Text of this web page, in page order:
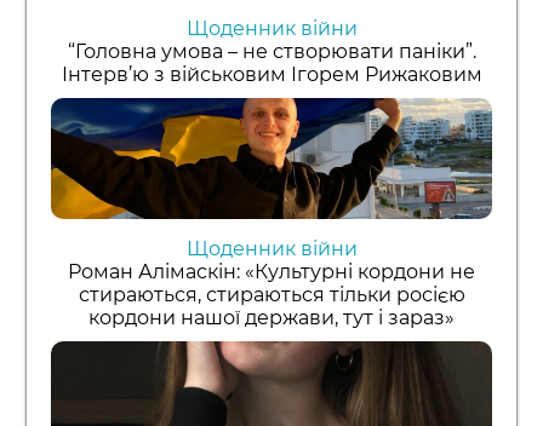
Щоденник війни
“Головна умова – не створювати паніки”.
Інтерв’ю з військовим Ігорем Рижаковим
Щоденник війни
Роман Алімаскін: «Культурні кордони не
стираються, стираються тільки росією
кордони нашої держави, тут і зараз»